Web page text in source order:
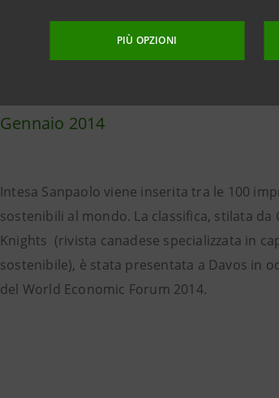
PIÙ OPZIONI
Gennaio 2014
Intesa Sanpaolo viene inserita tra le 100
sostenibili al mondo. La classifica, stilata da
Knights (rivista canadese specializzata in
sostenibile), è stata presentata a Davos in
del World Economic Forum 2014.